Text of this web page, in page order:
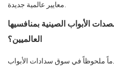
معايير عالمية جديدة.
الأبواب الصينية بمنافسيها
العالميين؟
ملحوظاً في سوق سدادات الأبواب